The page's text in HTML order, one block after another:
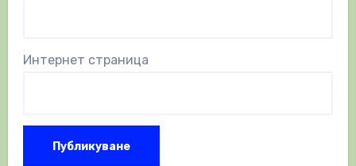
Интернет страница